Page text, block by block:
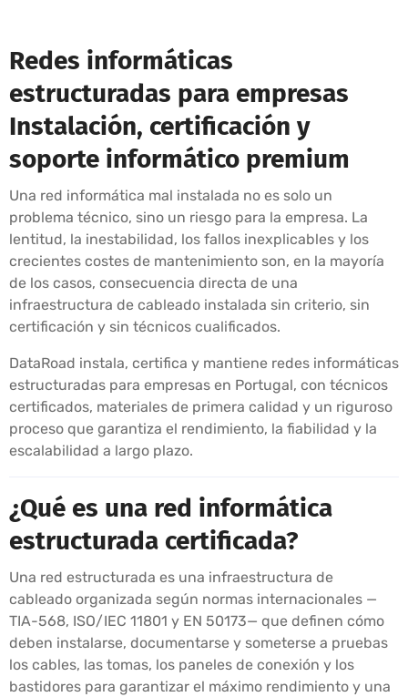
Redes informáticas
estructuradas para empresas
Instalación, certificación y
soporte informático premium
Una red informática mal instalada no es solo un
problema técnico, sino un riesgo para la empresa. La
lentitud, la inestabilidad, los fallos inexplicables y los
crecientes costes de mantenimiento son, en la mayoría
de los casos, consecuencia directa de una
infraestructura de cableado instalada sin criterio, sin
certificación y sin técnicos cualificados.
DataRoad instala, certifica y mantiene redes informáticas
estructuradas para empresas en Portugal, con técnicos
certificados, materiales de primera calidad y un riguroso
proceso que garantiza el rendimiento, la fiabilidad y la
escalabilidad a largo plazo.
¿Qué es una red informática
estructurada certificada?
Una red estructurada es una infraestructura de
cableado organizada según normas internacionales —
TIA-568, ISO/IEC 11801 y EN 50173— que definen cómo
deben instalarse, documentarse y someterse a pruebas
los cables, las tomas, los paneles de conexión y los
bastidores para garantizar el máximo rendimiento y una